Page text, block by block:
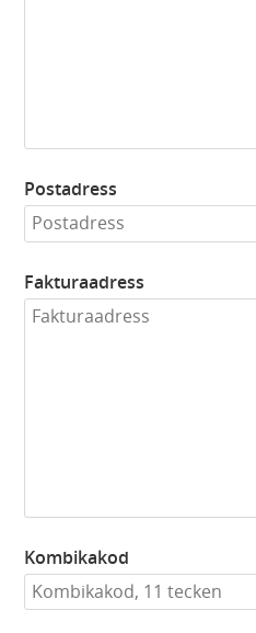
Postadress
Fakturaadress
Kombikakod